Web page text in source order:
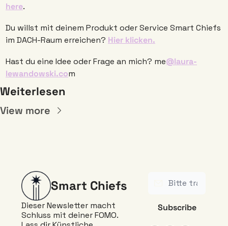
here.
Du willst mit deinem Produkt oder Service Smart Chiefs
im DACH-Raum erreichen? Hier klicken.
Hast du eine Idee oder Frage an mich? me@laura-
lewandowski.com
Weiterlesen
View more
Smart Chiefs
Dieser Newsletter macht
Schluss mit deiner FOMO.
Subscribe